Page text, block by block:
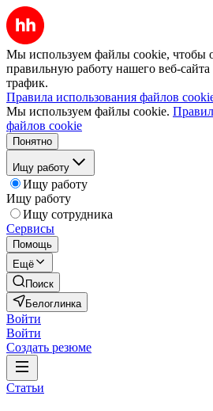
Мы используем файлы cookie, чтобы
правильную работу нашего веб-сайта
трафик.
Правила использования файлов
Мы используем файлы cookie.
файлов cookie
Понятно
Ищу работу
Ищу работу
Ищу работу
Ищу сотрудника
Сервисы
Помощь
Ещё
Поиск
Белоглинка
Войти
Войти
Создать резюме
Статьи